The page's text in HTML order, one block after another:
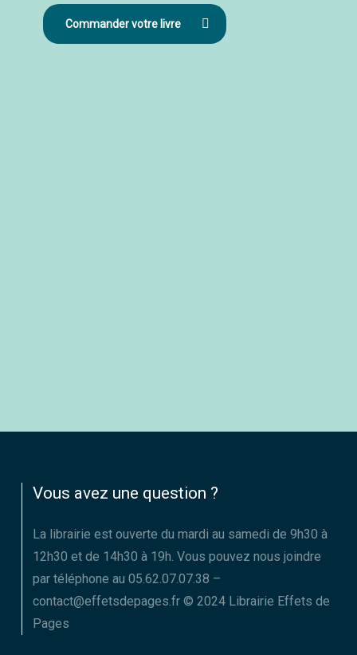
Commander votre livre
Vous avez une question ?
La librairie est ouverte du mardi au samedi de 9h30 à
12h30 et de 14h30 à 19h. Vous pouvez nous joindre
par téléphone au 05.62.07.07.38 –
contact@effetsdepages.fr © 2024 Librairie Effets de
Pages